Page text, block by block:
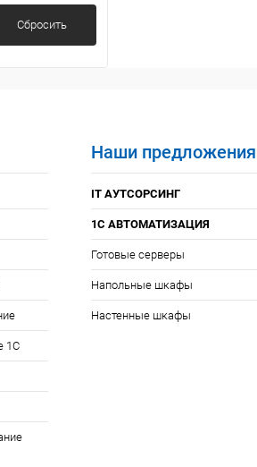
Сбросить
1С
Наши предложения
IT АУТСОРСИНГ
1С АВТОМАТИЗАЦИЯ
Готовые серверы
Напольные шкафы
Настенные шкафы